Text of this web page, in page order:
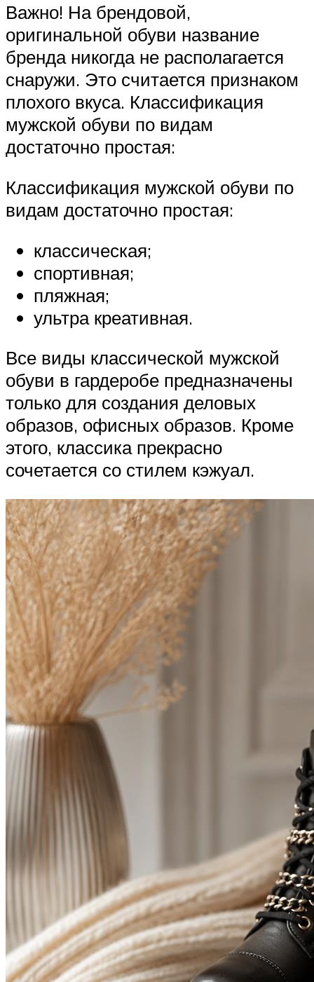
Важно! На брендовой,
оригинальной обуви название
бренда никогда не располагается
снаружи. Это считается признаком
плохого вкуса. Классификация
мужской обуви по видам
достаточно простая:
Классификация мужской обуви по
видам достаточно простая:
классическая;
спортивная;
пляжная;
ультра креативная.
Все виды классической мужской
обуви в гардеробе предназначены
только для создания деловых
образов, офисных образов. Кроме
этого, классика прекрасно
сочетается со стилем кэжуал.